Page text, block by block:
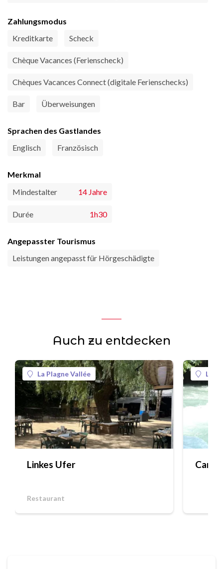
Zahlungsmodus
Kreditkarte
Scheck
Chèque Vacances (Ferienscheck)
Chèques Vacances Connect (digitale Ferienschecks)
Bar Überweisungen
Sprachen des Gastlandes
Englisch
Französisch
Merkmal
Mindestalter
14 Jahre
Durée 1h30
Angepasster Tourismus
Leistungen angepasst für Hörgeschädigte
Auch zu entdecken
La Plagne Vallée
Linkes Ufer
Restaurant
La